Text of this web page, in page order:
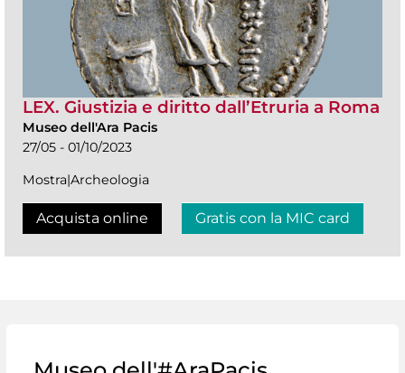
LEX. Giustizia e diritto dall’Etruria a Roma
Museo dell'Ara Pacis
27/05 - 01/10/2023
Mostra|Archeologia
Acquista online Gratis con la MIC card